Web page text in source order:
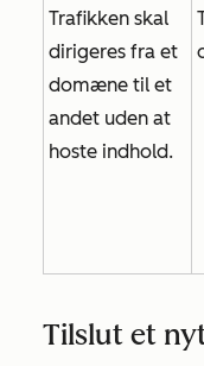
Trafikken skal
dirigeres fra et
domæne til et
andet uden at
hoste indhold.
Tilslut et